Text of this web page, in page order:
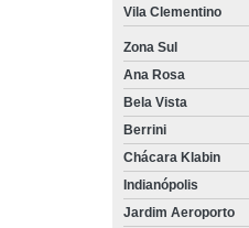
Vila Clementino
Zona Sul
Ana Rosa
Bela Vista
Berrini
Chácara Klabin
Indianópolis
Jardim Aeroporto